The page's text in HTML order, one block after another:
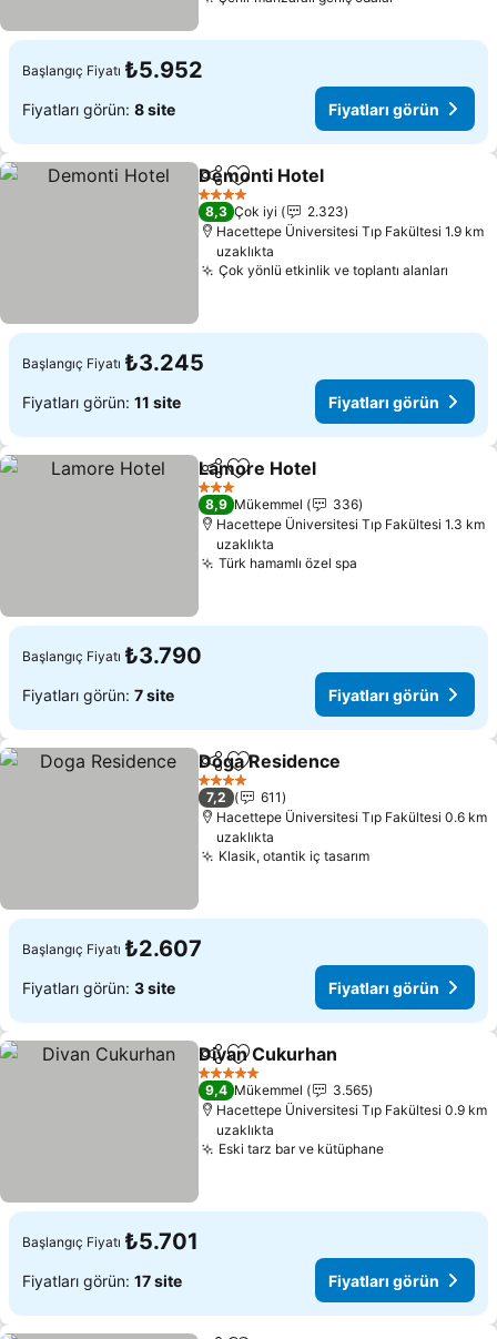
Başlangıç Fiyatı ₺5.952
Fiyatları görün: 8 site Fiyatları görün
PaylaşFavorilerime ekle
Demonti Hotel
4 Yıldız
8,3 Çok iyi
2.323
Hacettepe Üniversitesi Tıp Fakültesi 1.9 km
uzaklıkta
Çok yönlü etkinlik ve toplantı alanları
Başlangıç Fiyatı ₺3.245
Fiyatları görün: 11 site Fiyatları görün
PaylaşFavorilerime ekle
Lamore Hotel
3 Yıldız
8,9 Mükemmel
336
Hacettepe Üniversitesi Tıp Fakültesi 1.3 km
uzaklıkta
Türk hamamlı özel spa
Başlangıç Fiyatı ₺3.790
Fiyatları görün: 7 site Fiyatları görün
PaylaşFavorilerime ekle
Doga Residence
4 Yıldız
7,2
611
Hacettepe Üniversitesi Tıp Fakültesi 0.6 km
uzaklıkta
Klasik, otantik iç tasarım
Başlangıç Fiyatı ₺2.607
Fiyatları görün: 3 site Fiyatları görün
PaylaşFavorilerime ekle
Divan Cukurhan
5 Yıldız
9,4 Mükemmel
3.565
Hacettepe Üniversitesi Tıp Fakültesi 0.9 km
uzaklıkta
Eski tarz bar ve kütüphane
Başlangıç Fiyatı ₺5.701
Fiyatları görün: 17 site Fiyatları görün